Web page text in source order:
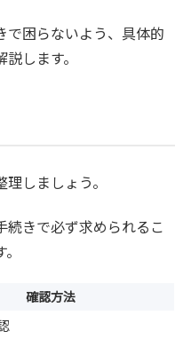
で困らないよう、具体的
します。
しましょう。
続きで必ず求められるこ
確認方法